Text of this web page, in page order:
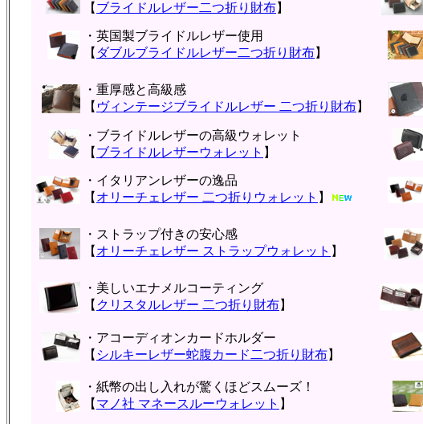
【 ブライドルレザー二つ折り財布】
・英国製ブライドルレザー使用
【 ダブルブライドルレザー二つ折り財布】
・重厚感と高級感
【 ヴィンテージブライドルレザー 二つ折り財布】
・ブライドルレザーの高級ウォレット
【 ブライドルレザーウォレット 】
・イタリアンレザーの逸品
【 オリーチェレザー 二つ折りウォレット 】
・ストラップ付きの安心感
【 オリーチェレザー ストラップウォレット 】
・美しいエナメルコーティング
【 クリスタルレザー 二つ折り財布】
・アコーディオンカードホルダー
【 シルキーレザー蛇腹カード二つ折り財布】
・紙幣の出し入れが驚くほどスムーズ！
【 マノ社 マネースルーウォレット 】